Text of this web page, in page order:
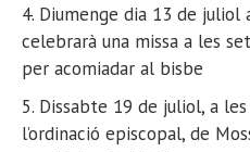
4. Diumenge dia 13 de juliol
celebrarà una missa a les
per acomiadar al
5. Dissabte 19 de juliol, a
l’ordinació episcopal, de